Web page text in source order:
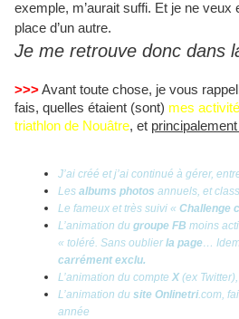
exemple, m’aurait suffi. Et je ne veux
place d’un autre.
Je me retrouve donc dans
>>>Avant toute chose, je vous
fais, quelles étaient (sont) mes
triathlon de Nouâtre, et
J’ai créé et j’ai continué à gérer,
Les albums photos annuels, et
Le fameux et très suivi « Challenge
L’animation du groupe FB moins
« toléré. Sans oublier la page…
carrément exclu.
L’animation du compte X (ex
L’animation du site Onlinetri.com,
année